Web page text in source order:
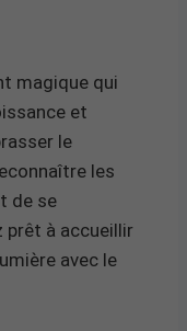
magique qui
et
le
les
de se
prêt à accueillir
avec le